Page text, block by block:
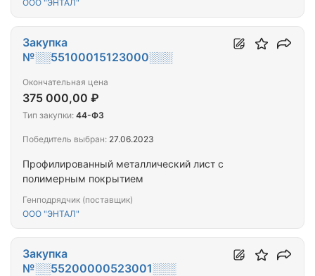
ООО "ЭНТАЛ"
Профилированный металлический лист с
полимерным покрытием
Генподрядчик (поставщик)
ООО "ЭНТАЛ"
Закупка
№░░55100015123000░░░
Окончательная цена
375 000,00 ₽
Тип закупки: 44-ФЗ
Победитель выбран: 27.06.2023
Закупка
№░░55200000523001░░░